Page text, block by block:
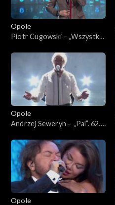
Opole
Piotr Cugowski – „Wszystko
Koncert „Trzy ćwiartki Jacka
Opole
Andrzej Seweryn – „Pal”. 62.
ćwiartki Jacka Cygana”
Opole